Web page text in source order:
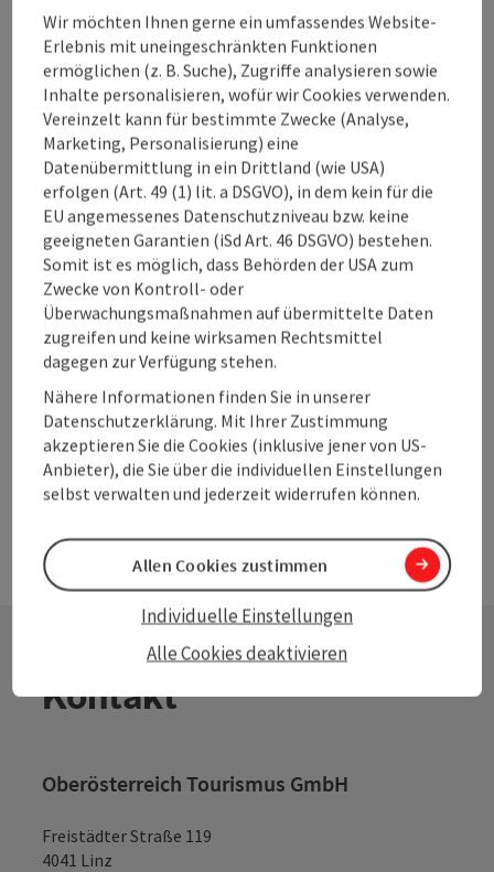
Für das kommende Jahr ist eine Ausweitung der
Zusammenarbeit mit Servus TV geplant und so soll es jeweils
eine "Heimatleuchten" und eine "Bergwelten"-Sendung
geben. Möglichkeiten sich an diesen Formaten zu beteiligen,
sind im unten verlinkten Dokument zusammengefasst. Wir
freuen uns auf Ihre Rückmeldungen und über die
reichweitenstarke Präsenz Oberösterreichs auf Servus TV.
Bei Interesse an einer Kooperation wenden Sie sich bitte an
Andrea Reiter-Kofler.
Dokumente:
Kooperationsangebot Servus TV (243 KB)
Ansprechpartnerin
Mag. Andrea Reiter-Kofler
Oberösterreich Tourismus GmbH
Telefon
+43 732 7277-572
E-Mail
andrea.reiter-kofler@oberoesterreich.at
Kontakt
Oberösterreich Tourismus GmbH
Freistädter Straße 119
4041 Linz
Wir möchten Ihnen gerne ein umfassendes Website-
Erlebnis mit uneingeschränkten Funktionen
ermöglichen (z. B. Suche), Zugriffe analysieren sowie
Inhalte personalisieren, wofür wir Cookies verwenden.
Vereinzelt kann für bestimmte Zwecke (Analyse,
Marketing, Personalisierung) eine
Datenübermittlung in ein Drittland (wie USA)
erfolgen (Art. 49 (1) lit. a DSGVO), in dem kein für die
EU angemessenes Datenschutzniveau bzw. keine
geeigneten Garantien (iSd Art. 46 DSGVO) bestehen.
Somit ist es möglich, dass Behörden der USA zum
Zwecke von Kontroll- oder
Überwachungsmaßnahmen auf übermittelte Daten
zugreifen und keine wirksamen Rechtsmittel
dagegen zur Verfügung stehen.
Nähere Informationen finden Sie in unserer
Datenschutzerklärung. Mit Ihrer Zustimmung
akzeptieren Sie die Cookies (inklusive jener von US-
Anbieter), die Sie über die individuellen Einstellungen
selbst verwalten und jederzeit widerrufen können.
Alle Cookies deaktivieren
Individuelle Einstellungen
Allen Cookies zustimmen